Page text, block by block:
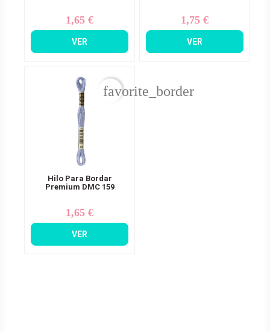
Precio
1,65 €
VER
Precio
1,75 €
VER
Hilo Para Bordar
Premium DMC 159
Precio
1,65 €
VER
favorite_border